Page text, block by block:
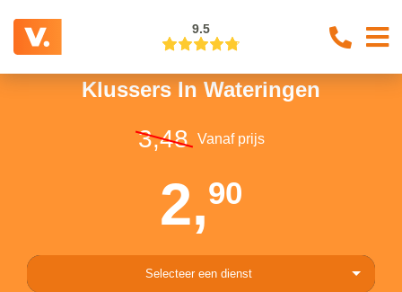
9.5
Klussers In Wateringen
3,48 Vanaf prijs
2,90
Selecteer een dienst